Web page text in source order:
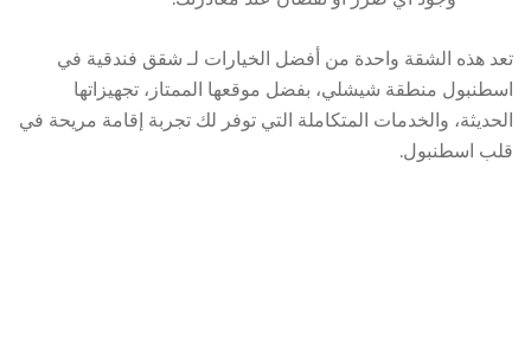
تعد هذه الشقة واحدة من أفضل الخيارات لـ شقق فندقية في
اسطنبول منطقة شيشلي​، بفضل موقعها الممتاز، تجهيزاتها
الحديثة، والخدمات المتكاملة التي توفر لك تجربة إقامة مريحة في
قلب اسطنبول.